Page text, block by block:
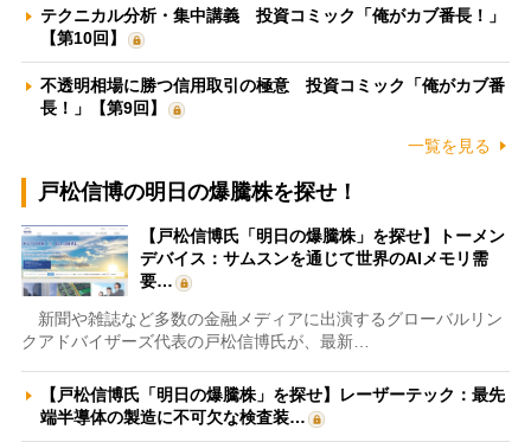
テクニカル分析・集中講義 投資コミック「俺がカブ番長！」
【第10回】
不透明相場に勝つ信用取引の極意 投資コミック「俺がカブ番
長！」【第9回】
一覧を見る
戸松信博の明日の爆騰株を探せ！
【戸松信博氏「明日の爆騰株」を探せ】トーメン
デバイス：サムスンを通じて世界のAIメモリ需
要…
新聞や雑誌など多数の金融メディアに出演するグローバルリン
クアドバイザーズ代表の戸松信博氏が、最新…
【戸松信博氏「明日の爆騰株」を探せ】レーザーテック：最先
端半導体の製造に不可欠な検査装…